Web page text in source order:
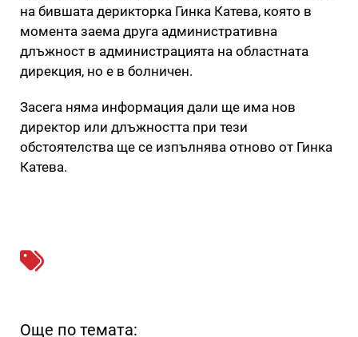
на бившата дерикторка Гинка Катева, която в
момента заема друга административна
длъжност в администрацията на областната
дирекция, но е в болничен.
Засега няма информация дали ще има нов
директор или длъжността при тези
обстоятелства ще се изпълнява отново от Гинка
Катева.
Още по темата: